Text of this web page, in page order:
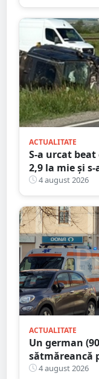
ACTUALITATE
S-a urcat
2,9 la mie și
4 august 2026
ACTUALITATE
Un german
sătmăreancă
4 august 2026